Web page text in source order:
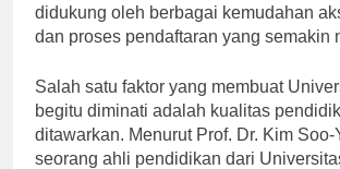
didukung oleh berbagai kemudahan
dan proses pendaftaran yang semakin
Salah satu faktor yang membuat
begitu diminati adalah kualitas
ditawarkan. Menurut Prof. Dr. Kim Soo-
seorang ahli pendidikan dari